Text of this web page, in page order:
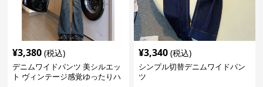
¥3,380 (税込)
デニムワイドパンツ 美シルエッ
ト ヴィンテージ感覚ゆったりハ
¥3,340 (税込)
シンプル切替デニムワイドパン
ツ